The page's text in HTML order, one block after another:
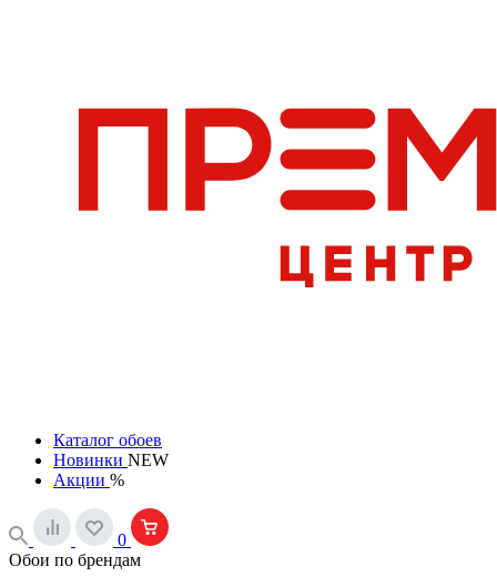
Каталог обоев
Новинки NEW
Акции %
0
Обои по брендам